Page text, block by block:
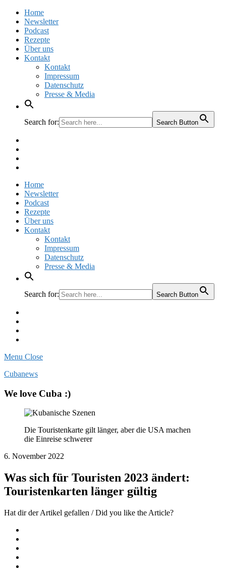
Home
Newsletter
Podcast
Rezepte
Über uns
Kontakt
Kontakt
Impressum
Datenschutz
Presse & Media
Search for: Search Button
Home
Newsletter
Podcast
Rezepte
Über uns
Kontakt
Kontakt
Impressum
Datenschutz
Presse & Media
Search for: Search Button
Menu Close
Cubanews
We love Cuba :)
Die Touristenkarte gilt länger, aber die USA machen
die Einreise schwerer
6. November 2022
Was sich für Touristen 2023 ändert:
Touristenkarten länger gültig
Hat dir der Artikel gefallen / Did you like the Article?